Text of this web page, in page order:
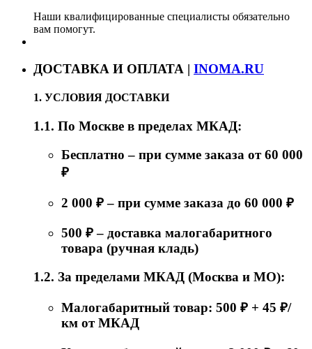
Наши квалифицированные специалисты обязательно
вам помогут.
ДОСТАВКА И ОПЛАТА | INOMA.RU
1. УСЛОВИЯ ДОСТАВКИ
1.1. По Москве в пределах МКАД:
Бесплатно – при сумме заказа от 60 000
₽
2 000 ₽ – при сумме заказа до 60 000 ₽
500 ₽ – доставка малогабаритного
товара (ручная кладь)
1.2. За пределами МКАД (Москва и МО):
Малогабаритный товар: 500 ₽ + 45 ₽/
км от МКАД